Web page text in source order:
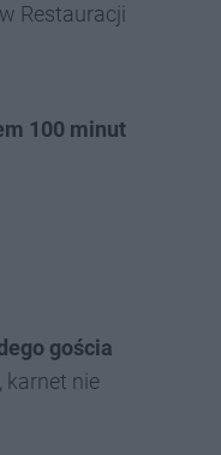
w Restauracji
100 minut
gościa
karnet nie